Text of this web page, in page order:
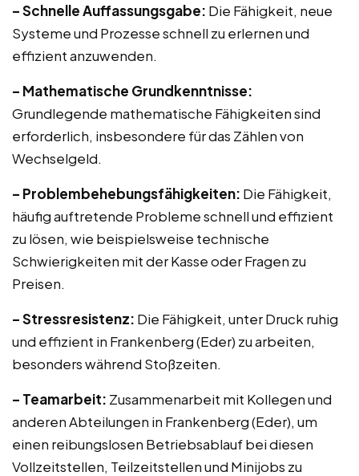
– Schnelle Auffassungsgabe: Die Fähigkeit, neue
Systeme und Prozesse schnell zu erlernen und
effizient anzuwenden.
– Mathematische Grundkenntnisse:
Grundlegende mathematische Fähigkeiten sind
erforderlich, insbesondere für das Zählen von
Wechselgeld.
– Problembehebungsfähigkeiten: Die Fähigkeit,
häufig auftretende Probleme schnell und effizient
zu lösen, wie beispielsweise technische
Schwierigkeiten mit der Kasse oder Fragen zu
Preisen.
– Stressresistenz: Die Fähigkeit, unter Druck ruhig
und effizient in Frankenberg (Eder) zu arbeiten,
besonders während Stoßzeiten.
– Teamarbeit: Zusammenarbeit mit Kollegen und
anderen Abteilungen in Frankenberg (Eder), um
einen reibungslosen Betriebsablauf bei diesen
Vollzeitstellen, Teilzeitstellen und Minijobs zu